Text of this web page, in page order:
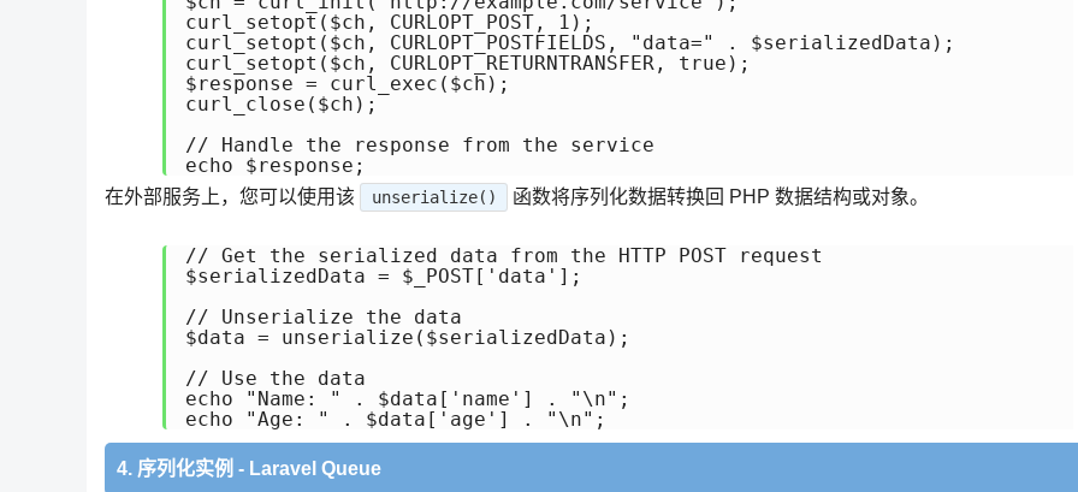
curl_setopt($ch, CURLOPT_POST, 1);
curl_setopt($ch, CURLOPT_POSTFIELDS, "data=" . $serializedData);
curl_setopt($ch, CURLOPT_RETURNTRANSFER, true);
$response = curl_exec($ch);
curl_close($ch);
// Handle the response from the service
在外部服务上，您可以使用该 unserialize() 函数将序列化数据转换回 PHP 数据结构或对象。
// Get the serialized data from the HTTP POST request
$serializedData = $_POST['data'];
// Unserialize the data
$data = unserialize($serializedData);
// Use the data
echo "Name: " . $data['name'] . "\n";
4. 序列化实例 - Laravel Queue